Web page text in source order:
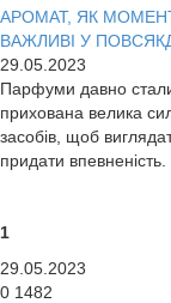
АРОМАТ, ЯК
ВАЖЛИВІ У
29.05.2023
Парфуми давно
прихована велика
засобів, щоб
придати
1
29.05.2023
0 1482